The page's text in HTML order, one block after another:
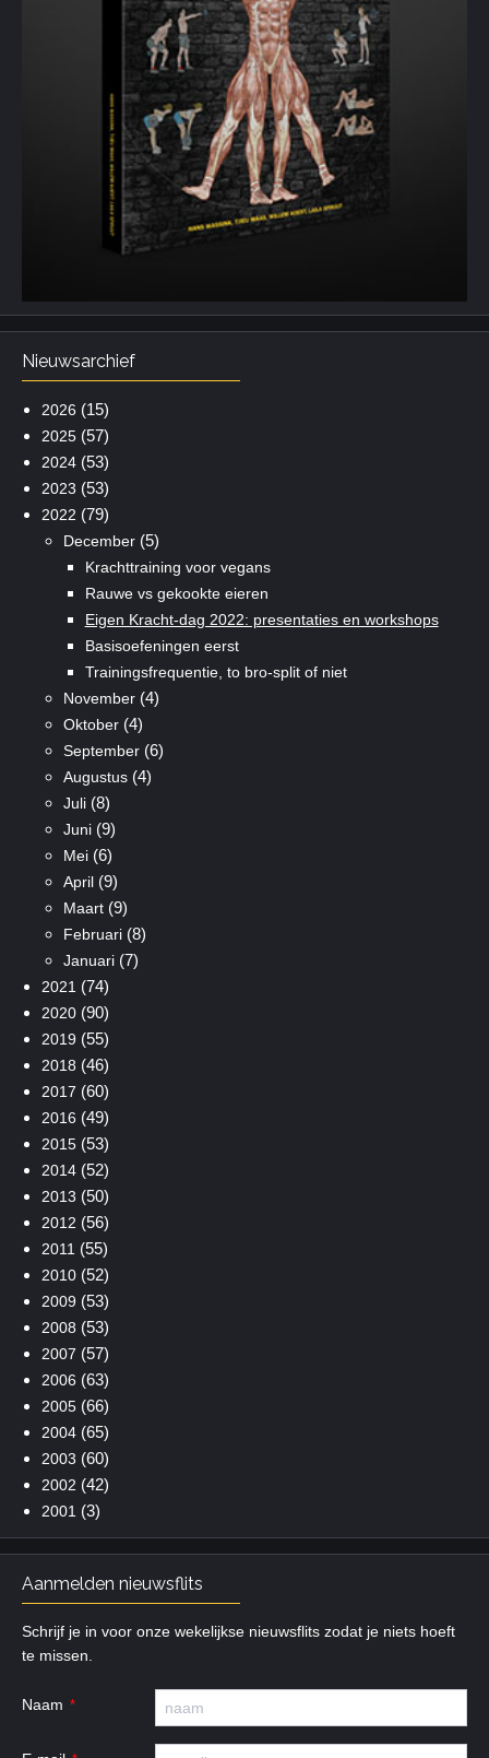
Nieuwsarchief
2026 (15)
2025(57)
2024(53)
2023 (53)
2022 (79)
December(5)
Krachttraining voor vegans
Rauwe vs gekookte eieren
Eigen Kracht-dag 2022: presentaties en workshops
Basisoefeningen eerst
Trainingsfrequentie, to bro-split of niet
November(4)
Oktober(4)
September(6)
Augustus(4)
Juli(8)
Juni(9)
Mei(6)
April(9)
Maart(9)
Februari(8)
Januari(7)
2021 (74)
2020(90)
2019 (55)
2018 (46)
2017 (60)
2016 (49)
2015(53)
2014(52)
2013 (50)
2012 (56)
2011 (55)
2010(52)
2009 (53)
2008 (53)
2007 (57)
2006 (63)
2005(66)
2004(65)
2003 (60)
2002 (42)
2001 (3)
Aanmelden nieuwsflits
Schrijf je in voor onze wekelijkse nieuwsflits zodat je niets hoeft
te missen.
Naam